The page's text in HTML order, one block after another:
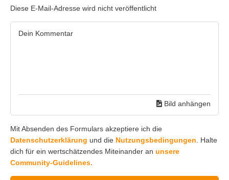
Diese E-Mail-Adresse wird nicht veröffentlicht
Bild anhängen
Mit Absenden des Formulars akzeptiere ich die
Datenschutzerklärung und die Nutzungsbedingungen . Halte
dich für ein wertschätzendes Miteinander an unsere
Community-Guidelines.